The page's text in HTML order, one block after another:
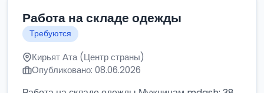
Работа на складе одежды
Требуются
Кирьят Ата (Центр страны)
Опубликовано: 08.06.2026